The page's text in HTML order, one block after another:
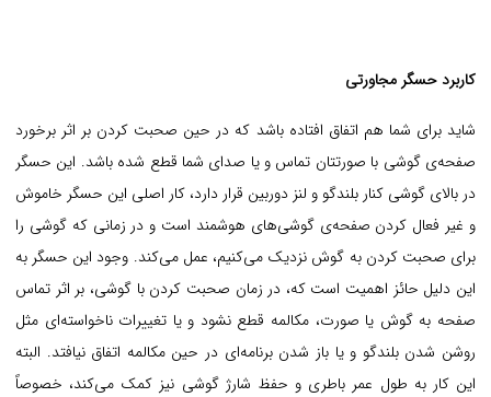
کاربرد حسگر مجاورتی
شاید برای شما هم اتفاق افتاده باشد که در حین صحبت کردن بر اثر برخورد
صفحه‌ی گوشی با صورتتان تماس و یا صدای شما قطع شده باشد. این حسگر
در بالای گوشی کنار بلندگو و لنز دوربین قرار دارد، کار اصلی این حسگر خاموش
و غیر فعال کردن صفحه‌ی گوشی‌های هوشمند است و در زمانی که گوشی را
برای صحبت کردن به گوش نزدیک می‌کنیم، عمل می‌کند. وجود این حسگر به
این دلیل حائز اهمیت است که، در زمان صحبت کردن با گوشی، بر اثر تماس
صفحه به گوش یا صورت، مکالمه قطع نشود و یا تغییرات ناخواسته‌ای مثل
روشن شدن بلندگو و یا باز شدن برنامه‌ای در حین مکالمه اتفاق نیافتد. البته
این کار به طول عمر باطری و حفظ شارژ گوشی نیز کمک می‌کند، خصوصاً